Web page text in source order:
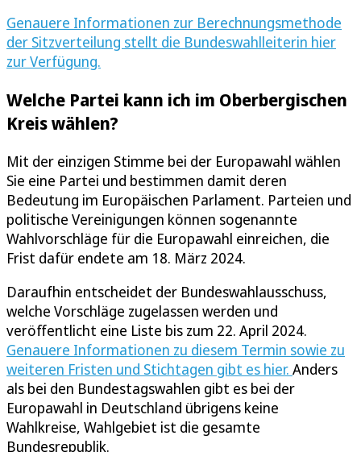
Genauere Informationen zur Berechnungsmethode
der Sitzverteilung stellt die Bundeswahlleiterin hier
zur Verfügung.
Welche Partei kann ich im Oberbergischen
Kreis wählen?
Mit der einzigen Stimme bei der Europawahl wählen
Sie eine Partei und bestimmen damit deren
Bedeutung im Europäischen Parlament. Parteien und
politische Vereinigungen können sogenannte
Wahlvorschläge für die Europawahl einreichen, die
Frist dafür endete am 18. März 2024.
Daraufhin entscheidet der Bundeswahlausschuss,
welche Vorschläge zugelassen werden und
veröffentlicht eine Liste bis zum 22. April 2024.
Genauere Informationen zu diesem Termin sowie zu
weiteren Fristen und Stichtagen gibt es hier. Anders
als bei den Bundestagswahlen gibt es bei der
Europawahl in Deutschland übrigens keine
Wahlkreise, Wahlgebiet ist die gesamte
Bundesrepublik.